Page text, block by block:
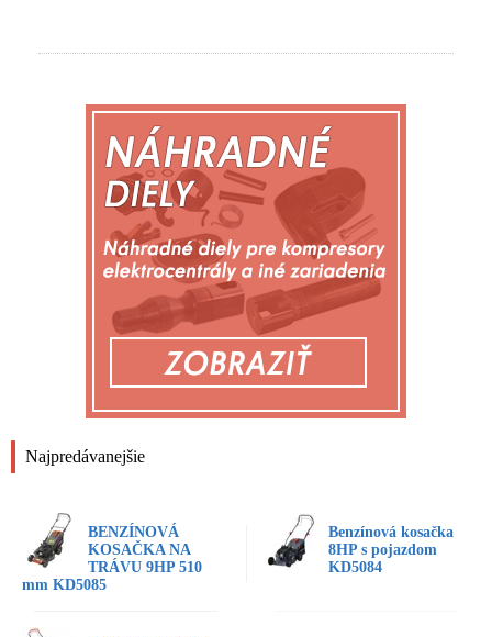
Najpredávanejšie
BENZÍNOVÁ
KOSAČKA NA
TRÁVU 9HP 510
mm KD5085
Benzínová kosačka
8HP s pojazdom
KD5084